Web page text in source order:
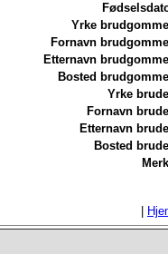
Yrke
Fornavn
Etternavn
Bosted
Yrke
Fornavn
Etternavn
Bosted